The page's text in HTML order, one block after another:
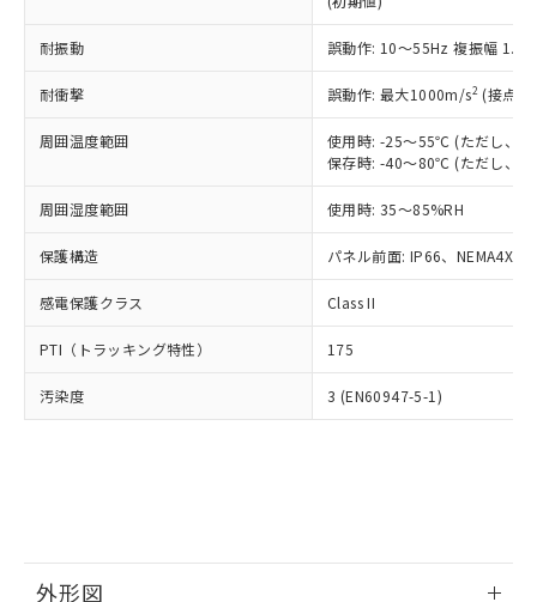
耐振動 誤動作: 10～55Hz 複振幅
耐衝撃 誤動作: 最大1000m/s2 (接点
周囲温度範囲
使用時: -25～55℃ (ただし、氷
保存時: -40～80℃ (ただし、氷
周囲湿度範囲 使用時: 35～85%RH
保護構造 パネル前面: IP66、NEMA4X,
感電保護クラス Class II
PTI（トラッキング特性） 175
汚染度 3 (EN60947-5-1)
外形図
正式な納期状況および標準価格はお客
様のお取引先、またはお客様担当のオ
オムロン制御機器販売店や当社販売拠
販売ネットワーク
」をご確認
在庫状況および標準価格結果を当社の
事前の承諾なく第三者に漏洩または開
示しないようお願いします。
マイパーツ機能（部品リスト作成サー
ビス）をご利用いただくには、I-Web
メンバーズにご登録されている必要が
あります。
登録された部品リストについて、当社
の共同利用に関して"
の「1.共同利
(PBDE) 1000ppm以下、フタル酸ビス(2-エチルヘキシ
ル) (DEHP)(別名：DOP) 1000ppm以下、フタル酸ブチ
ルベンジル（BBP） 1000ppm以下、フタル酸ジブチル
（DBP） 1000ppm以下、フタル酸ジイソブチル
但し、RoHS指令で産業用監視および制御機器に対する
フタル酸エステル類の４物質については閾値を超える意
図的な使用がないことを確認しています。
※2 対応予定月
部品在庫の切り替え状況などにより、予定
月が前後することがあります。
※3 非含有証明書ダウンロード
ニル類) : 1000ppm、 PBDEs(ポリ臭化ジフェニルエーテ
DBP(フタル酸ジブチル) : 1000ppm、 DIBP(フタル酸ジ
DEHP(フタル酸ビス(2-エチルヘキシル)) : 1000ppm
「ｅ」：有害物質（10物質）のすべてが基
準値以下であることを示します。
「10」：通常の使用状況下において有害物
質が外部に漏えいし、環境に深刻な影響を
及ぼさない年数を意味します。
「－」：未確認です。当社販売部門へお問
当社は規制貨物を破棄する場合は、完
全に破砕するなど、違法に輸出されな
いよう必要な手段を講じます。
当社は貴社製品を、核兵器、ミサイ
ル、化学兵器、生物兵器またはその他
武器並びにこれらの製造装置等に一切
当社は、貴社製品を第三者に販売する
場合は、上記1、2および3の内容を当
該第三者に通知します。また当社は、
販売先および販売に係わる関係者が違
法に輸出するおそれがある場合は、取
り引きをいたしません。
一定数以上の在庫あり
一定数には満たないが在庫あり
いては、お客様のお取引先、ま
たはお客様担当のオムロン制御
機器販売店・当社販売員にご確
白
受注生産機種、また在庫状況の
情報を公開していない機種